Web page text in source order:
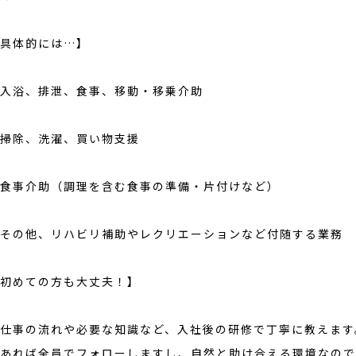
具体的には…】
入浴、排泄、食事、移動・移乗介助
掃除、洗濯、買い物支援
食事介助（調理を含む食事の準備・片付けなど）
その他、リハビリ補助やレクリエーションなど付随する業務
初めての方も大丈夫！】
事の流れや必要な知識など、入社後の研修で丁寧に教えま
れば全員でフォローしますし、自然と助け合える環境なの